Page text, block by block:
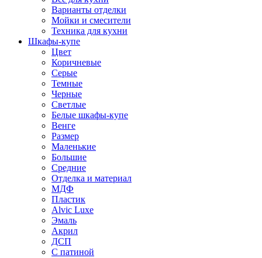
Варианты отделки
Мойки и смесители
Техника для кухни
Шкафы-купе
Цвет
Коричневые
Серые
Темные
Черные
Светлые
Белые шкафы-купе
Венге
Размер
Маленькие
Большие
Средние
Отделка и материал
МДФ
Пластик
Alvic Luxe
Эмаль
Акрил
ДСП
С патиной